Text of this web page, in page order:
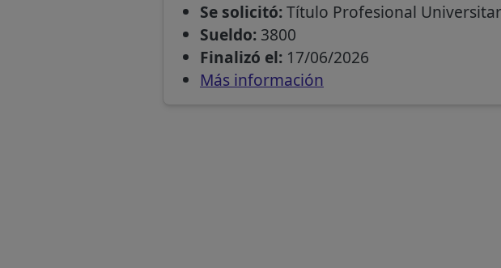
Se solicitó:Título Profesional
Sueldo:3800
Finalizó el:17/06/2026
Más información